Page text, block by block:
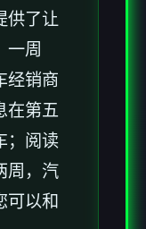
供了让
一周
经销商
在第五
；阅读
周，汽
可以和